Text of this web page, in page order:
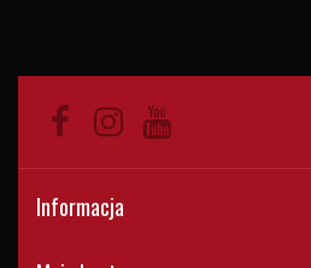
Informacja